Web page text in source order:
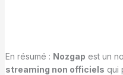
En résumé : Nozgap est un
streaming non officiels qui